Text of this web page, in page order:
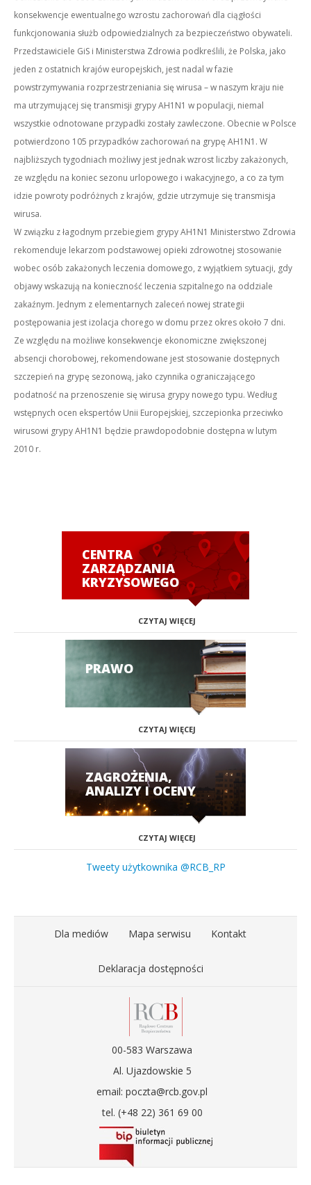
konsekwencje ewentualnego wzrostu zachorowań dla ciągłości
funkcjonowania służb odpowiedzialnych za bezpieczeństwo obywateli.
Przedstawiciele GiS i Ministerstwa Zdrowia podkreślili, że Polska, jako
jeden z ostatnich krajów europejskich, jest nadal w fazie
powstrzymywania rozprzestrzeniania się wirusa – w naszym kraju nie
ma utrzymującej się transmisji grypy AH1N1 w populacji, niemal
wszystkie odnotowane przypadki zostały zawleczone. Obecnie w Polsce
potwierdzono 105 przypadków zachorowań na grypę AH1N1. W
najbliższych tygodniach możliwy jest jednak wzrost liczby zakażonych,
ze względu na koniec sezonu urlopowego i wakacyjnego, a co za tym
idzie powroty podróżnych z krajów, gdzie utrzymuje się transmisja
wirusa.
W związku z łagodnym przebiegiem grypy AH1N1 Ministerstwo Zdrowia
rekomenduje lekarzom podstawowej opieki zdrowotnej stosowanie
wobec osób zakażonych leczenia domowego, z wyjątkiem sytuacji, gdy
objawy wskazują na konieczność leczenia szpitalnego na oddziale
zakaźnym. Jednym z elementarnych zaleceń nowej strategii
postępowania jest izolacja chorego w domu przez okres około 7 dni.
Ze względu na możliwe konsekwencje ekonomiczne zwiększonej
absencji chorobowej, rekomendowane jest stosowanie dostępnych
szczepień na grypę sezonową, jako czynnika ograniczającego
podatność na przenoszenie się wirusa grypy nowego typu. Według
wstępnych ocen ekspertów Unii Europejskiej, szczepionka przeciwko
wirusowi grypy AH1N1 będzie prawdopodobnie dostępna w lutym
2010 r.
CENTRA
ZARZĄDZANIA
KRYZYSOWEGO
CZYTAJ WIĘCEJ
PRAWO
CZYTAJ WIĘCEJ
ZAGROŻENIA,
ANALIZY I OCENY
CZYTAJ WIĘCEJ
Tweety użytkownika @RCB_RP
Dla mediów Mapa serwisu Kontakt
Deklaracja dostępności
00-583 Warszawa
Al. Ujazdowskie 5
email: poczta@rcb.gov.pl
tel. (+48 22) 361 69 00